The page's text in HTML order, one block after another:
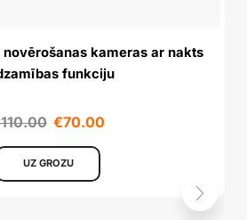
novērošanas kameras ar nakts
funkciju
110.00 €70.00
UZ GROZU